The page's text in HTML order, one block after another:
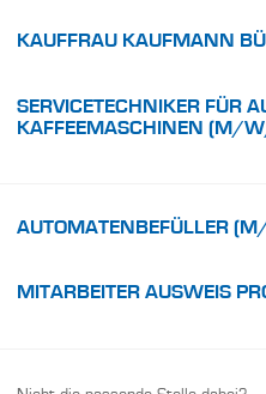
KAUFFRAU KAUFMANN
SERVICETECHNIKER FÜR
KAFFEEMASCHINEN (M/
AUTOMATENBEFÜLLER
MITARBEITER AUSWEIS